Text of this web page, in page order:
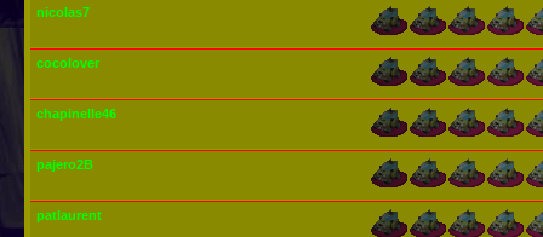
nicolas7
cocolover
chapinelle46
pajero2B
patlaurent